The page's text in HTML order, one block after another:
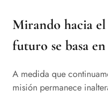
Mirando hacia
futuro se basa
A medida que
misión permanece